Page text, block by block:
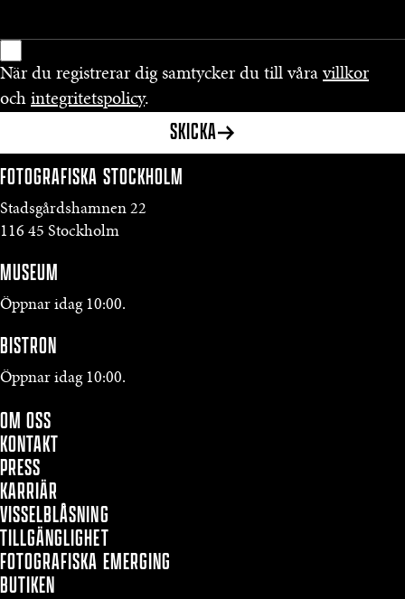
När du registrerar dig samtycker du till våra villkor
och integritetspolicy.
SKICKA
FOTOGRAFISKA STOCKHOLM
Stadsgårdshamnen 22
116 45 Stockholm
MUSEUM
Öppnar idag 10:00.
BISTRON
Öppnar idag 10:00.
OM OSS
KONTAKT
PRESS
KARRIÄR
VISSELBLÅSNING
TILLGÄNGLIGHET
FOTOGRAFISKA EMERGING
BUTIKEN